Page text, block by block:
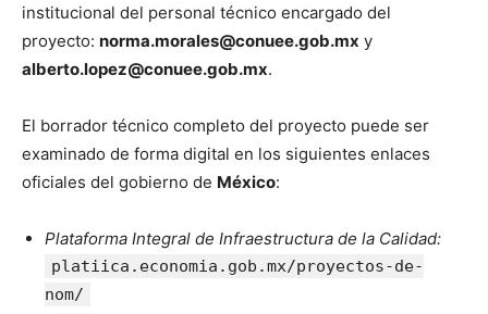
institucional del personal técnico encargado del
proyecto: norma.morales@conuee.gob.mx y
alberto.lopez@conuee.gob.mx.
El borrador técnico completo del proyecto puede ser
examinado de forma digital en los siguientes enlaces
oficiales del gobierno de México:
Plataforma Integral de Infraestructura de la Calidad:
platiica.economia.gob.mx/proyectos-de-
nom/